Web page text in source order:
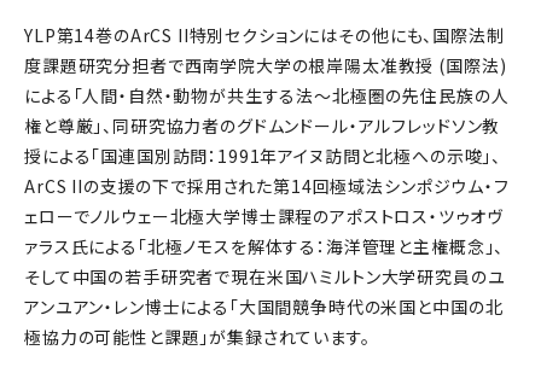
YLP第14巻のArCS II特別セクションにはその他にも、国際法制
度課題研究分担者で西南学院大学の根岸陽太准教授 (国際法)
による「人間・自然・動物が共生する法～北極圏の先住民族の人
権と尊厳」、同研究協力者のグドムンドール・アルフレッドソン教
授による「国連国別訪問：1991年アイヌ訪問と北極への示唆」、
ArCS IIの支援の下で採用された第14回極域法シンポジウム・フ
ェローでノルウェー北極大学博士課程のアポストロス・ツゥオヴ
ァラス氏による「北極ノモスを解体する：海洋管理と主権概念」、
そして中国の若手研究者で現在米国ハミルトン大学研究員のユ
アンユアン・レン博士による「大国間競争時代の米国と中国の北
極協力の可能性と課題」が集録されています。